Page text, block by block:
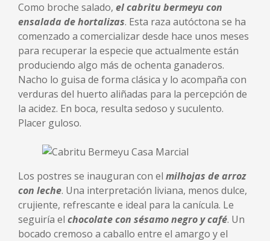
Como broche salado, el cabritu bermeyu con
ensalada de hortalizas. Esta raza autóctona se ha
comenzado a comercializar desde hace unos meses
para recuperar la especie que actualmente están
produciendo algo más de ochenta ganaderos.
Nacho lo guisa de forma clásica y lo acompaña con
verduras del huerto aliñadas para la percepción de
la acidez. En boca, resulta sedoso y suculento.
Placer guloso.
Los postres se inauguran con el milhojas de arroz
con leche. Una interpretación liviana, menos dulce,
crujiente, refrescante e ideal para la canícula. Le
seguiría el chocolate con sésamo negro y café. Un
bocado cremoso a caballo entre el amargo y el